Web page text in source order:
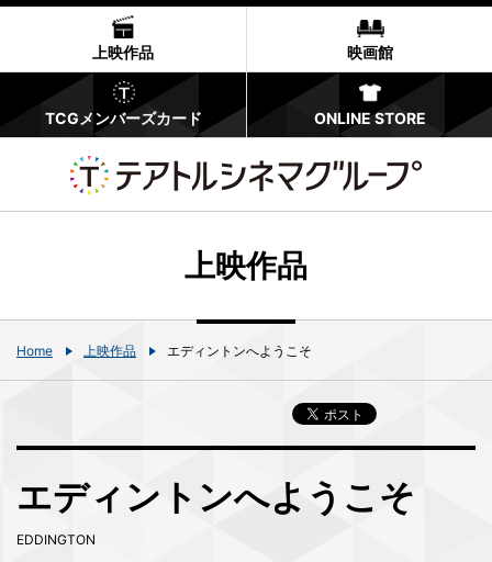
上映作品 映画館
TCGメンバーズカード ONLINE STORE
上映作品
Home 上映作品 エディントンへようこそ
エディントンへようこそ
EDDINGTON